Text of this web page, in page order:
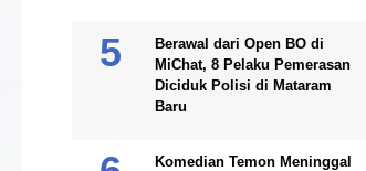
Berawal dari Open BO di
MiChat, 8 Pelaku Pemerasan
Diciduk Polisi di Mataram
Baru
Komedian Temon Meninggal